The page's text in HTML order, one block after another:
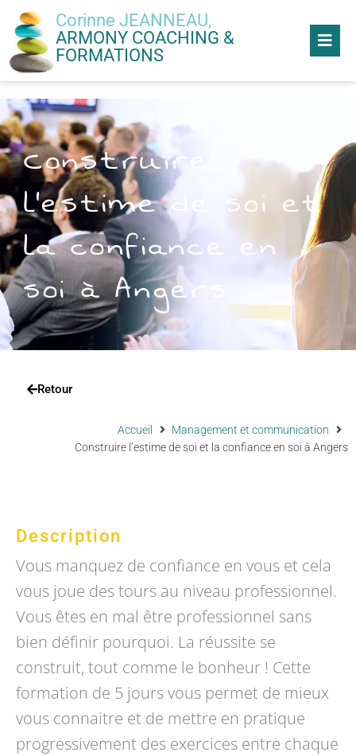
Corinne JEANNEAU,
ARMONY COACHING &
FORMATIONS
Construire
l’estime de soi et
la confiance en
soi à Angers
Retour
Accueil
Management et communication
Construire l’estime de soi et la confiance en soi à Angers
Description
Vous manquez de confiance en vous et cela
vous joue des tours au niveau professionnel.
Vous êtes en mal être professionnel sans
bien définir pourquoi. La réussite se
construit, tout comme le bonheur ! Cette
formation de 5 jours vous permet de mieux
vous connaitre et de mettre en pratique
progressivement des exercices entre chaque